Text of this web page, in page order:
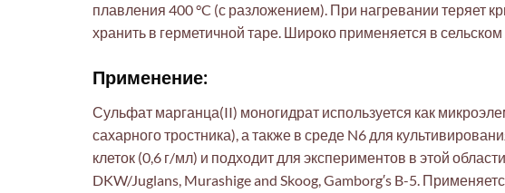
плавления 400 °C (с разложением). При нагревании теряет
хранить в герметичной таре. Широко применяется в
Применение:
Сульфат марганца(II) моногидрат используется как
сахарного тростника), а также в среде N6 для
клеток (0,6 г/мл) и подходит для экспериментов в этой
DKW/Juglans, Murashige and Skoog, Gamborg′s B-5.